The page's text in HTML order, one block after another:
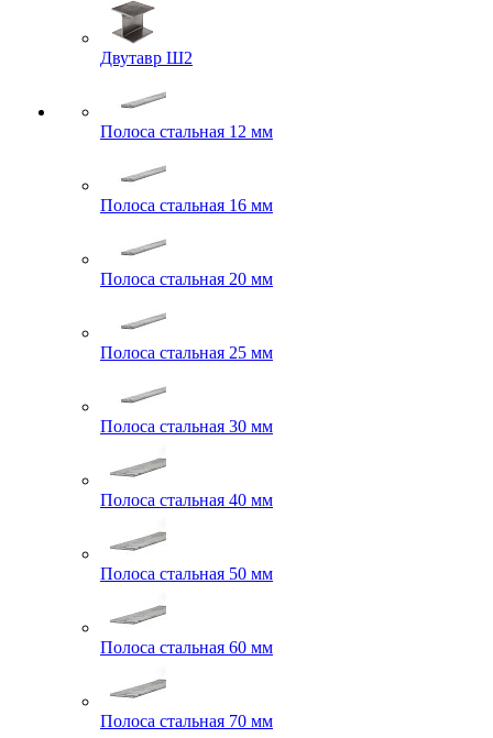
Двутавр Ш2
Полоса стальная 12 мм
Полоса стальная 16 мм
Полоса стальная 20 мм
Полоса стальная 25 мм
Полоса стальная 30 мм
Полоса стальная 40 мм
Полоса стальная 50 мм
Полоса стальная 60 мм
Полоса стальная 70 мм